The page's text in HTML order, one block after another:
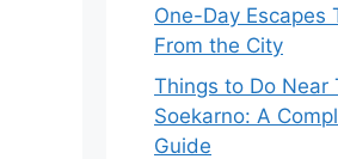
One-Day Escapes
From the City
Things to Do Near
Soekarno: A
Guide